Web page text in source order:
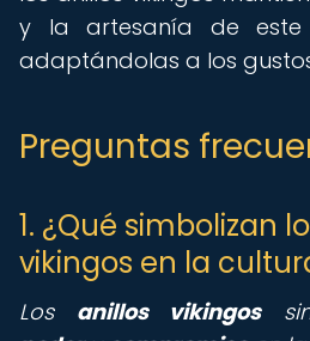
y la artesanía de este
adaptándolas a los
Preguntas
1. ¿Qué simbolizan
vikingos en la
Los anillos vikingos